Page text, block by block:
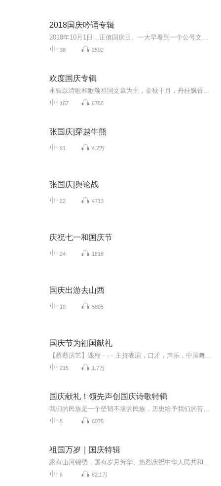
2018国庆吟诵专辑
38 2592
欢度国庆专辑
167 6788
张国庆|穿越牛熊
91 4.2万
张国庆|舆论战
22 4713
庆祝七一和国庆节
24 1818
国庆出游去山西
10 5805
国庆节为祖国献礼
215 1.7万
国庆献礼！领先声创国庆诗歌特辑
8 6076
祖国万岁｜国庆特辑
6 82.1万